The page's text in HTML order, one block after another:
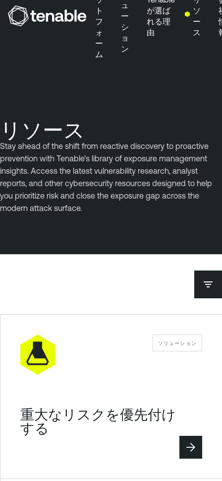
メインナビゲーションにスキップ
メインコンテンツにスキップ
ト
フ
ォ
ー
ム
ュ
ー
シ
ョ
ン
が選ば
れる理
由
ソ
ー
ス
リソース
Stay ahead of the shift from reactive discovery to proactive
prevention with Tenable’s library of exposure management
insights. Access the latest vulnerability research, analyst
reports, and other cybersecurity resources designed to help
you prioritize risk and close the exposure gap across the
modern attack surface.
ソリューション
重大なリスクを優先付け
する